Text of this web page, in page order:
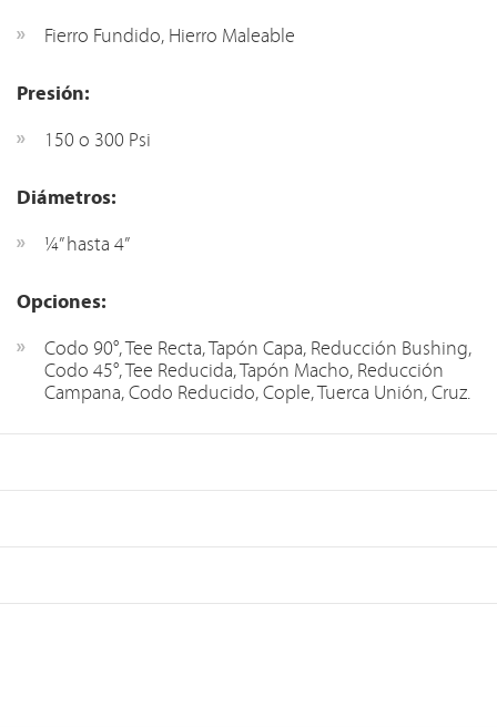
Fierro Fundido, Hierro Maleable
Presión:
150 o 300 Psi
Diámetros:
¼” hasta 4”
Opciones:
Codo 90°, Tee Recta, Tapón Capa, Reducción Bushing,
Codo 45°, Tee Reducida, Tapón Macho, Reducción
Campana, Codo Reducido, Cople, Tuerca Unión, Cruz.